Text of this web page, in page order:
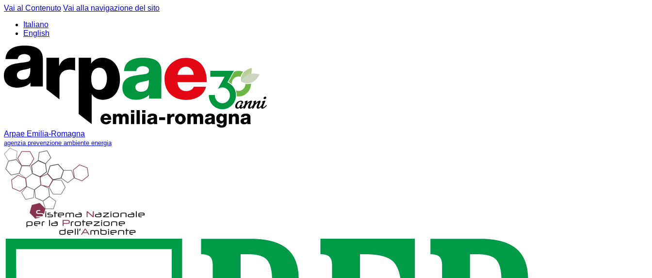
Vai al Contenuto Vai alla navigazione del sito
Italiano
English
Arpae Emilia-Romagna
agenzia prevenzione ambiente energia